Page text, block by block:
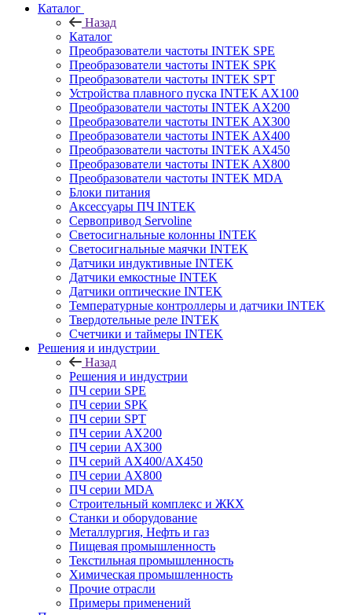
Каталог
Назад
Каталог
Преобразователи частоты INTEK SPE
Преобразователи частоты INTEK SPK
Преобразователи частоты INTEK SPT
Устройства плавного пуска INTEK AX100
Преобразователи частоты INTEK AX200
Преобразователи частоты INTEK AX300
Преобразователи частоты INTEK AX400
Преобразователи частоты INTEK AX450
Преобразователи частоты INTEK AX800
Преобразователи частоты INTEK MDA
Блоки питания
Аксессуары ПЧ INTEK
Сервопривод Servoline
Светосигнальные колонны INTEK
Светосигнальные маячки INTEK
Датчики индуктивные INTEK
Датчики емкостные INTEK
Датчики оптические INTEK
Температурные контроллеры и датчики INTEK
Твердотельные реле INTEK
Счетчики и таймеры INTEK
Решения и индустрии
Назад
Решения и индустрии
ПЧ серии SPE
ПЧ серии SPK
ПЧ серии SPT
ПЧ серии AX200
ПЧ серии AX300
ПЧ серий AX400/AX450
ПЧ серии AX800
ПЧ серии MDA
Строительный комплекс и ЖКХ
Станки и оборудование
Металлургия, Нефть и газ
Пищевая промышленность
Текстильная промышленность
Химическая промышленность
Прочие отрасли
Примеры применений